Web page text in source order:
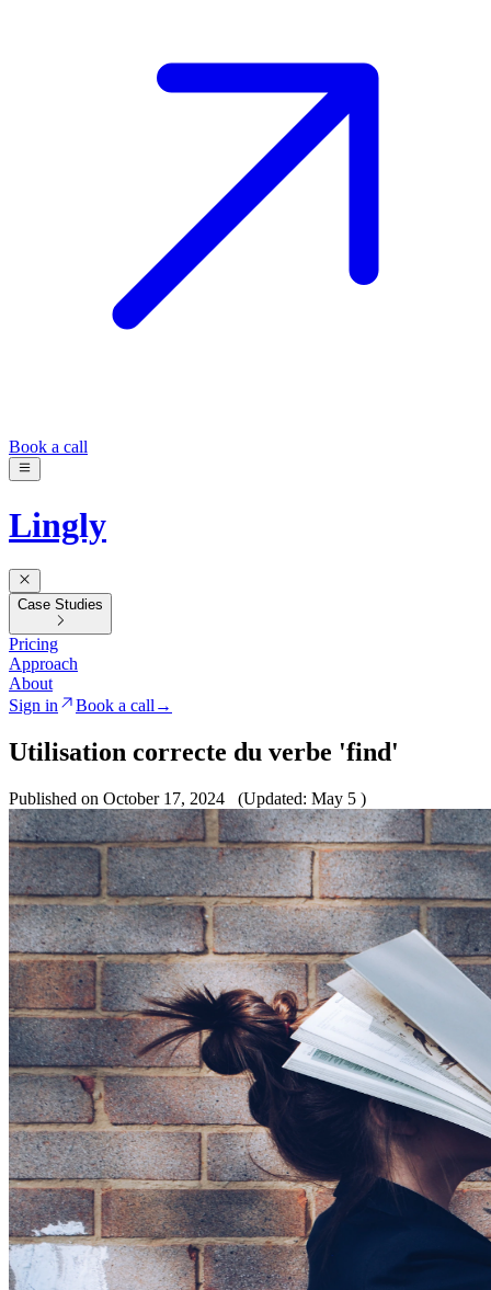
Book a call
Lingly
Case Studies
Pricing
Approach
About
Sign in
Book a call →
Utilisation correcte du verbe 'find'
Published on October 17, 2024 (Updated: May 5 )